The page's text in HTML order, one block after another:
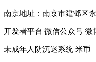
南京地址：南京市建邺区
开发者平台 微信公众号 微
未成年人防沉迷系统 米币